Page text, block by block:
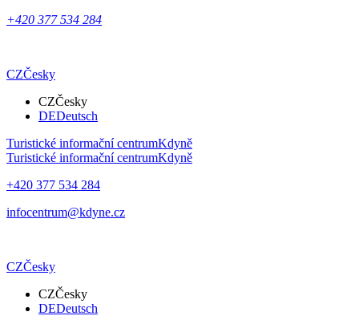
+420 377 534 284
CZČesky
CZČesky
DEDeutsch
Turistické informační centrumKdyně
Turistické informační centrumKdyně
+420 377 534 284
infocentrum@kdyne.cz
CZČesky
CZČesky
DEDeutsch